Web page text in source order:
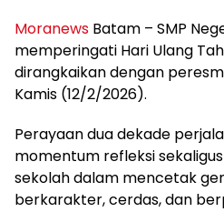
Moranews Batam – SMP
memperingati Hari Ulang
dirangkaikan dengan
Kamis (12/2/2026).
Perayaan dua dekade
momentum refleksi
sekolah dalam mencetak
berkarakter, cerdas, dan